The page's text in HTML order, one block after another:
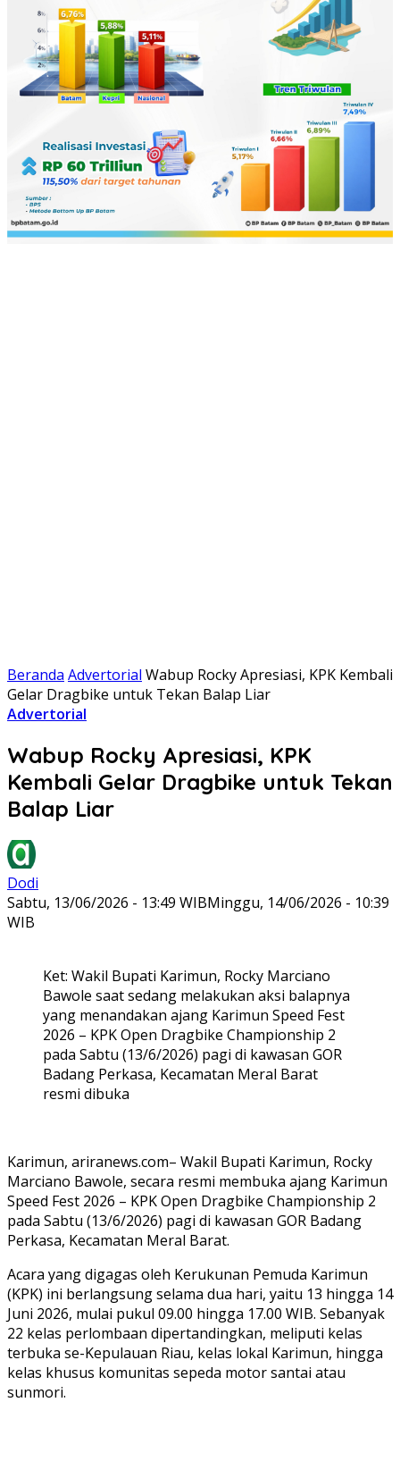
Beranda Advertorial Wabup Rocky Apresiasi, KPK Kembali
Gelar Dragbike untuk Tekan Balap Liar
Advertorial
Wabup Rocky Apresiasi, KPK
Kembali Gelar Dragbike untuk Tekan
Balap Liar
Dodi
Sabtu, 13/06/2026 - 13:49 WIBMinggu, 14/06/2026 - 10:39
WIB
Ket: Wakil Bupati Karimun, Rocky Marciano
Bawole saat sedang melakukan aksi balapnya
yang menandakan ajang Karimun Speed Fest
2026 – KPK Open Dragbike Championship 2
pada Sabtu (13/6/2026) pagi di kawasan GOR
Badang Perkasa, Kecamatan Meral Barat
resmi dibuka
Karimun, ariranews.com– Wakil Bupati Karimun, Rocky
Marciano Bawole, secara resmi membuka ajang Karimun
Speed Fest 2026 – KPK Open Dragbike Championship 2
pada Sabtu (13/6/2026) pagi di kawasan GOR Badang
Perkasa, Kecamatan Meral Barat.
Acara yang digagas oleh Kerukunan Pemuda Karimun
(KPK) ini berlangsung selama dua hari, yaitu 13 hingga 14
Juni 2026, mulai pukul 09.00 hingga 17.00 WIB. Sebanyak
22 kelas perlombaan dipertandingkan, meliputi kelas
terbuka se-Kepulauan Riau, kelas lokal Karimun, hingga
kelas khusus komunitas sepeda motor santai atau
sunmori.